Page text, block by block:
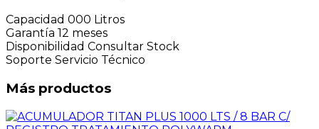
Capacidad 000 Litros
Garantía 12 meses
Disponibilidad Consultar Stock
Soporte Servicio Técnico
Más productos